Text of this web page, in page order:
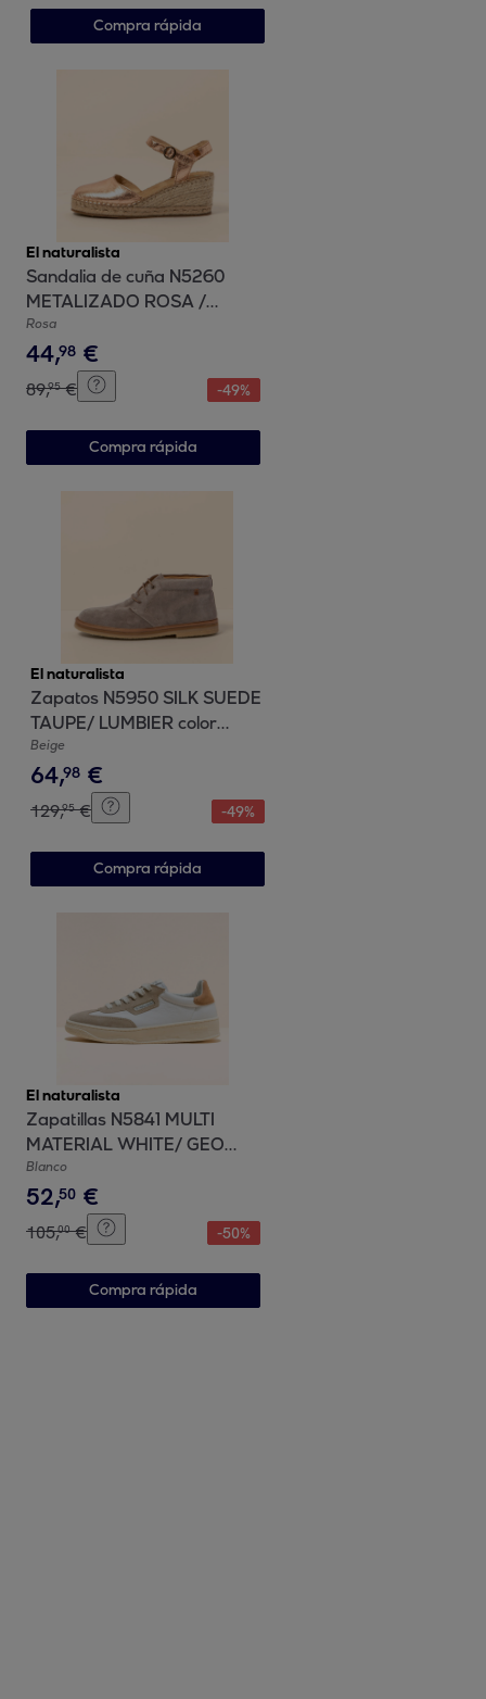
Compra rápida
El naturalista
Sandalia de cuña N5260
METALIZADO ROSA /
ALMAZARA color
Metalizado rosa
Rosa
44,98 €
89,95 € -49%
Compra rápida
El naturalista
Zapatos N5950 SILK SUEDE
TAUPE/ LUMBIER color
Taupe
Beige
64,98 €
129,95 € -49%
Compra rápida
El naturalista
Zapatillas N5841 MULTI
MATERIAL WHITE/ GEO
color White
Blanco
52,50 €
105,00 € -50%
Compra rápida